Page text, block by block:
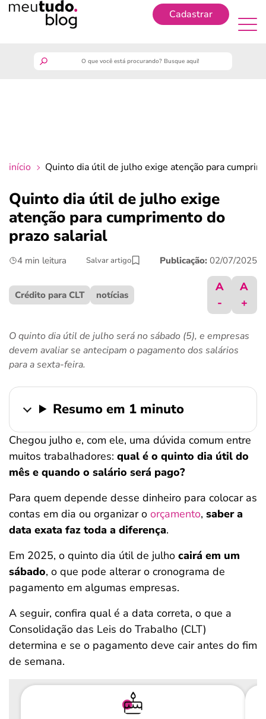
Cadastrar
crédito fácil
início Quinto dia útil de julho exige atenção para
Quinto dia útil de julho exige
atenção para cumprimento do
prazo salarial
4 min leitura Salvar artigo Publicação: 02/07/2025
Crédito para CLT notícias
A
-
A
+
O quinto dia útil de julho será no sábado (5), e empresas
devem avaliar se antecipam o pagamento dos salários
para a sexta-feira.
Resumo em 1 minuto
Chegou julho e, com ele, uma dúvida comum entre
muitos trabalhadores: qual é o quinto dia útil do
mês e quando o salário será pago?
Para quem depende desse dinheiro para colocar as
contas em dia ou organizar o orçamento, saber a
data exata faz toda a diferença.
Em 2025, o quinto dia útil de julho cairá em um
sábado, o que pode alterar o cronograma de
pagamento em algumas empresas.
A seguir, confira qual é a data correta, o que a
Consolidação das Leis do Trabalho (CLT)
determina e se o pagamento deve cair antes do fim
de semana.